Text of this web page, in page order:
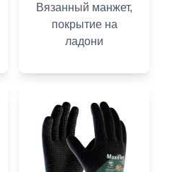
Вязанный манжет,
покрытие на
ладони